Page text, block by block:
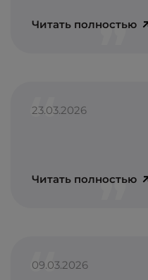
Читать полностью
23.03.2026
Читать полностью
09.03.2026